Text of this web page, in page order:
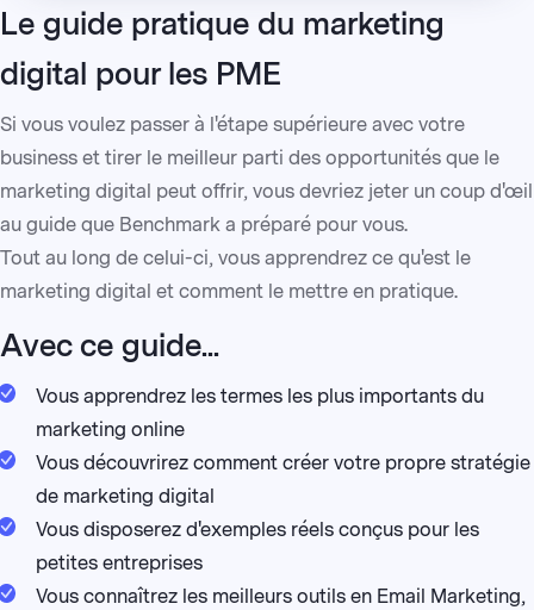
Le guide pratique du marketing
digital pour les PME
Si vous voulez passer à l'étape supérieure avec votre
business et tirer le meilleur parti des opportunités que le
marketing digital peut offrir, vous devriez jeter un coup d'œil
au guide que Benchmark a préparé pour vous.
Tout au long de celui-ci, vous apprendrez ce qu'est le
marketing digital et comment le mettre en pratique.
Avec ce guide...
Vous apprendrez les termes les plus importants du
marketing online
Vous découvrirez comment créer votre propre stratégie
de marketing digital
Vous disposerez d'exemples réels conçus pour les
petites entreprises
Vous connaîtrez les meilleurs outils en Email Marketing,